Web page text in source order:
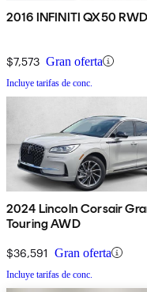
2016 INFINITI QX50 RWD
$7,573 Gran oferta
Incluye tarifas de conc.
2024 Lincoln Corsair
Touring AWD
$36,591 Gran oferta
Incluye tarifas de conc.